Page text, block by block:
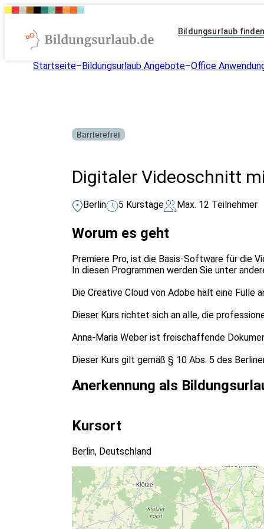
Bildungsurlaub finden
Startseite–Bildungsurlaub Angebote–Office
Barrierefrei
Digitaler Videoschnitt
Berlin 5 Kurstage Max. 12 Teilnehmer
Worum es geht
Premiere Pro, ist die Basis-Software für die
In diesen Programmen werden Sie unter
Die Creative Cloud von Adobe hält eine Fülle
Dieser Kurs richtet sich an alle, die
Anna-Maria Weber ist freischaffende
Dieser Kurs gilt gemäß § 10 Abs. 5 des
Anerkennung als
Kursort
Berlin, Deutschland